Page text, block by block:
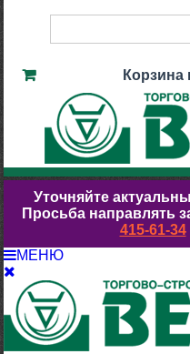
Корзина
Уточняйте
Просьба направлять
415-61-34
МЕНЮ